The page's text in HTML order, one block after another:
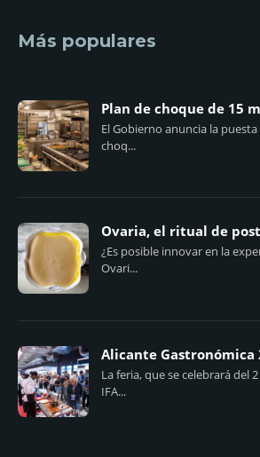
Más populares
Plan de choque de 15
El Gobierno anuncia la
choq...
Ovaria, el ritual de
¿Es posible innovar en la
Ovari...
Alicante Gastronómica
La feria, que se celebrará del
IFA...